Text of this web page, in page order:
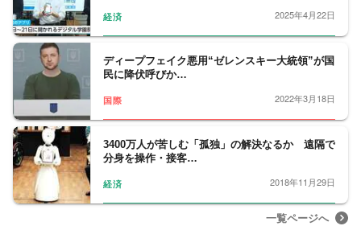
経済 2025年4月22日
ディープフェイク悪用“ゼレンスキー大統領”が国
民に降伏呼びか…
国際 2022年3月18日
3400万人が苦しむ「孤独」の解決なるか 遠隔で
分身を操作・接客…
経済 2018年11月29日
一覧ページへ